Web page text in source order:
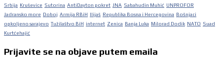
Srbija Kruševice Sutorina AntiDayton pokret JNA Sabahudin Muhić UNPROFOR
Jadransko more Doboj Armija RBiH Ilijaš Republika Bosna i Hercegovina Bošnjaci
opkoljeno sarajevo Tužilaštvo BiH internet Zenica Banja Luka Milorad Dodik NATO Suad
Kurtćehajić
Prijavite se na objave putem emaila